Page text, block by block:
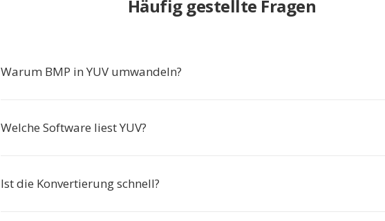
Häufig gestellte Fragen
Warum BMP in YUV umwandeln?
Welche Software liest YUV?
Ist die Konvertierung schnell?